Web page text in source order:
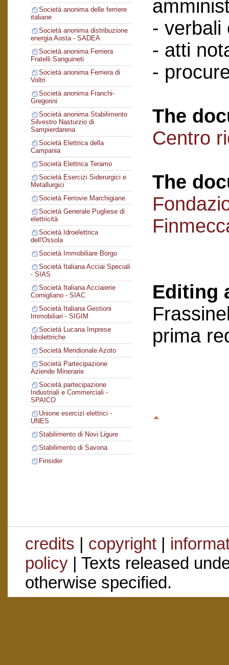
Società anonima delle ferriere
italiane
Società anonima distribuzione
energia Aosta - SADEA
Società anonima Ferriera
Fratelli Sanguineti
Società anonima Ferriera di
Voltri
Società anonima Franchi-
Gregorini
Società anonima Stabilimento
Silvestro Nasturzio di
Sampierdarena
Società Elettrica della
Campania
Società Elettrica Teramo
Società Esercizi Siderurgici e
Metallurgici
Società Ferrovie Marchigiane
Società Generale Pugliese di
elettricità
Società Idroelettrica
dell'Ossola
Società Immobiliare Borgo
Società Italiana Acciai Speciali
- SIAS
Società Italiana Acciaierie
Cornigliano - SIAC
Società Italiana Gestioni
Immobiliari - SIGIM
Società Lucana Imprese
Idrolettriche
Società Meridionale Azoto
Società Partecipazione
Aziende Minerarie
Società partecipazione
Industriali e Commerciali -
SPAICO
Unione esercizi elettrici -
UNES
Stabilimento di Novi Ligure
Stabilimento di Savona
Finsider
- verbali
- atti
-
The
Centro
The
Editing
prima
credits | copyright|
policy| Texts released
otherwise specified.